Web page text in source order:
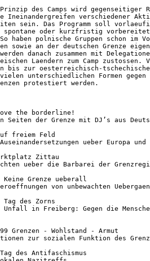
Prinzip des Camps wird gegenseitiger
Ineinandergreifen verschiedener
sein. Das Programm soll
spontane oder kurzfristig
haben polnische Gruppen schon im
sowie an der deutschen Grenze
danach zusammen mit
Laendern zum Camp zustossen.
bis zur oesterreichisch-
unterschiedlichen Formen gegen
protestiert werden.
the borderline!
Seiten der Grenze mit DJ’s aus
freiem Feld
ueber Europa
Zittau
ueber die Barbarei der
Grenze ueberall
von unbewachten
des Zorns
Unfall in Freiberg: Gegen die
Grenzen - Wohlstand - Armut
zur sozialen Funktion des
des Antifaschismus